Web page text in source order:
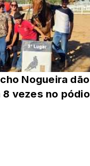
Nogueira dão
vezes no pódio